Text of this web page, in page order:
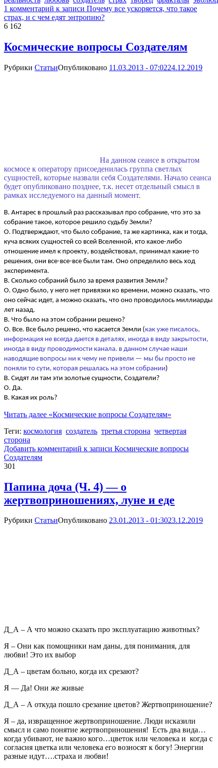
1 комментарий к записи Почему все ускоряется, что такое
страх, и с чем едят энтропию?
6 162
Космические вопросы Создателям
Рубрики СтатьиОпубликовано 11.03.2013 - 07:0224.12.2019
На данном сеансе в открытом
космосе к оператору присоеденилась группа светлых
сущностей, которые назвали себя Создателями. Начало сеанса
будет опубликовано позднее, т.к. несет отдельный смысл в
рамках исследуемого на данный момент.
В. Антарес в прошлый раз рассказывал про собрание, что это за
собрание такое, которое решило судьбу Земли?
О. Подтверждают, что было собрание, та же картинка, как и тогда,
куча всяких сущностей со всей Вселенной, кто какое-либо
отношение имел к проекту, воздействовал, принимал какие-то
решения, они все-все-все были там. Оно определило весь ход
эксперимента.
В. Сколько собраний было за время развития Земли?
О. Одно было, у него нет привязки ко времени, можно сказать, что
оно сейчас идет, а можно сказать, что оно проводилось миллиарды
лет назад.
В. Что было на этом собрании решено?
О. Все. Все было решено, что касается Земли (как уже писалось,
информация не всегда дается в деталях, иногда в виду закрытости,
иногда в виду проводимости канала. в данном случае наши
наводящие вопросы ни к чему не привели — мы бы просто не
поняли то сути, которая решалась на этом собрании)
В. Сидят ли там эти золотые сущности, Создатели?
О. Да.
В. Какая их роль?
Читать далее «Космические вопросы Создателям»
Теги: космология создатель третья сторона четвертая
сторона
Добавить комментарий к записи Космические вопросы
Создателям
301
Папина доча (Ч. 4) — о
жертвоприношениях, луне и еде
Рубрики СтатьиОпубликовано 23.01.2013 - 01:3023.12.2019
Д_А – А что можно сказать про эксплуатацию животных?
Я – Они как помощники нам даны, для понимания, для
любви! Это их выбор
Д_А – цветам больно, когда их срезают?
Я — Да! Они же живые
Д_А – А откуда пошло срезание цветов? Жертвоприношение?
Я – да, извращенное жертвоприношение. Люди исказили
смысл и само понятие жертвоприношения! Есть два вида…
когда убивают, не важно кого…цветок или человека и когда с
согласия цветка или человека его возносят к богу! Энергии
разные идут….страха и любви!